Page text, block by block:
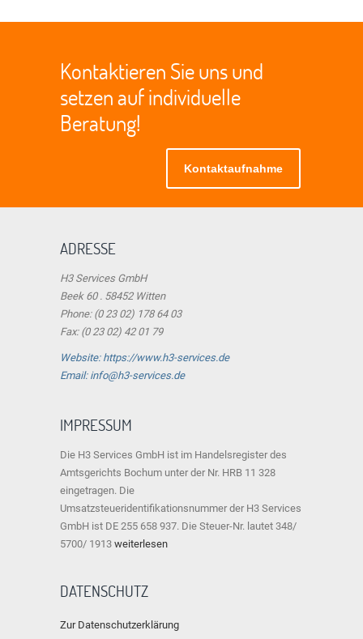
Kontaktieren Sie uns und
setzen auf individuelle
Beratung!
Kontaktaufnahme
ADRESSE
H3 Services GmbH
Beek 60 . 58452 Witten
Phone: (0 23 02) 178 64 03
Fax: (0 23 02) 42 01 79
Website: https://www.h3-services.de
Email: info@h3-services.de
IMPRESSUM
Die H3 Services GmbH ist im Handelsregister des
Amtsgerichts Bochum unter der Nr. HRB 11 328
eingetragen. Die
Umsatzsteueridentifikationsnummer der H3 Services
GmbH ist DE 255 658 937. Die Steuer-Nr. lautet 348/
5700/ 1913 weiterlesen
DATENSCHUTZ
Zur Datenschutzerklärung